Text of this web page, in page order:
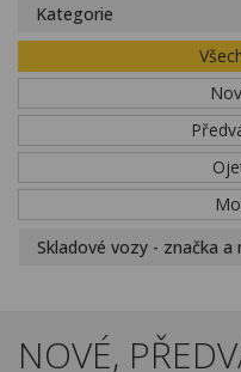
Obytné vozy
Financování
Novinky
Kategorie
Skladové vozy - značka a
NOVÉ,